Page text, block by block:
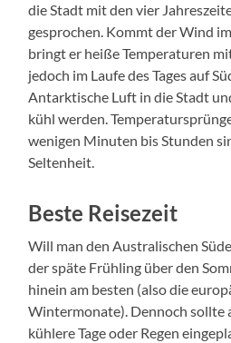
die Stadt mit den vier
gesprochen. Kommt der Wind
bringt er heiße Temperaturen
jedoch im Laufe des Tages auf
Antarktische Luft in die Stadt
kühl werden.
wenigen Minuten bis Stunden
Seltenheit.
Beste Reisezeit
Will man den Australischen
der späte Frühling über den
hinein am besten (also die
Wintermonate). Dennoch sollte
kühlere Tage oder Regen